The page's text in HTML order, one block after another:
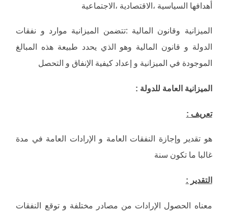
أهدافها السياسية ،الاقتصادية ،الاجتماعية
الميزانية وقانون المالية :تتضمن الميزانية موارد و نفقات
الدولة و قانون المالية وهو الذي يحدد طبيعة هذه المبالغ
الموجودة في الميزانية و إعداد كيفية الإنفاق و التحصل
الميزانية العامة للدولة :
تعريف :
هو تقدير وإجازة النفقات العامة و الإرادات العامة في مدة
غالبا ما تكون سنة
التقدير :
معناه الحصول الإرادات من مصادر مختلفة و توقع النفقات